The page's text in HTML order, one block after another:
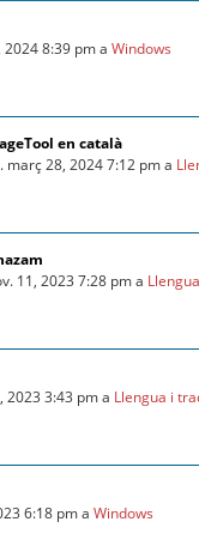
2024 8:39 pm aWindows
en català
març 28, 2024 7:12 pm a
11, 2023 7:28 pm a
2023 3:43 pm a Llengua i
6:18 pm aWindows